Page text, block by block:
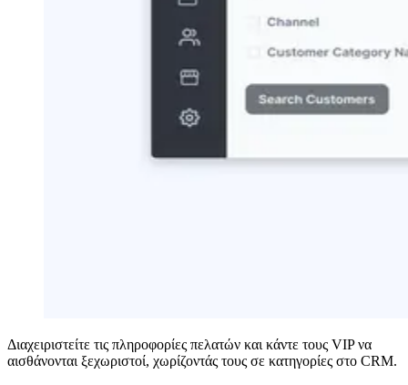
Διαχειριστείτε τις πληροφορίες πελατών και κάντε τους VIP να
αισθάνονται ξεχωριστοί, χωρίζοντάς τους σε κατηγορίες στο CRM.